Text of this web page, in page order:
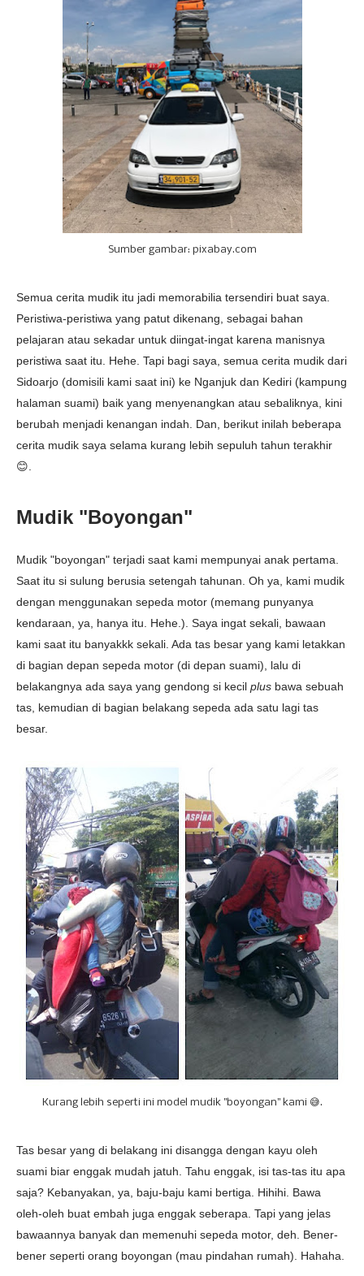
Sumber gambar: pixabay.com
Semua cerita mudik itu jadi memorabilia tersendiri buat saya.
Peristiwa-peristiwa yang patut dikenang, sebagai bahan
pelajaran atau sekadar untuk diingat-ingat karena manisnya
peristiwa saat itu. Hehe. Tapi bagi saya, semua cerita mudik dari
Sidoarjo (domisili kami saat ini) ke Nganjuk dan Kediri (kampung
halaman suami) baik yang menyenangkan atau sebaliknya, kini
berubah menjadi kenangan indah. Dan, berikut inilah beberapa
cerita mudik saya selama kurang lebih sepuluh tahun terakhir
😊.
Mudik "Boyongan"
Mudik "boyongan" terjadi saat kami mempunyai anak pertama.
Saat itu si sulung berusia setengah tahunan. Oh ya, kami mudik
dengan menggunakan sepeda motor (memang punyanya
kendaraan, ya, hanya itu. Hehe.). Saya ingat sekali, bawaan
kami saat itu banyakkk sekali. Ada tas besar yang kami letakkan
di bagian depan sepeda motor (di depan suami), lalu di
belakangnya ada saya yang gendong si kecil plus bawa sebuah
tas, kemudian di bagian belakang sepeda ada satu lagi tas
besar.
Kurang lebih seperti ini model mudik "boyongan" kami 😅.
Tas besar yang di belakang ini disangga dengan kayu oleh
suami biar enggak mudah jatuh. Tahu enggak, isi tas-tas itu apa
saja? Kebanyakan, ya, baju-baju kami bertiga. Hihihi. Bawa
oleh-oleh buat embah juga enggak seberapa. Tapi yang jelas
bawaannya banyak dan memenuhi sepeda motor, deh. Bener-
bener seperti orang boyongan (mau pindahan rumah). Hahaha.